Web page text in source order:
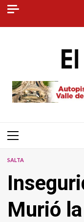
Skip
content
Primary
SALTA
Murió